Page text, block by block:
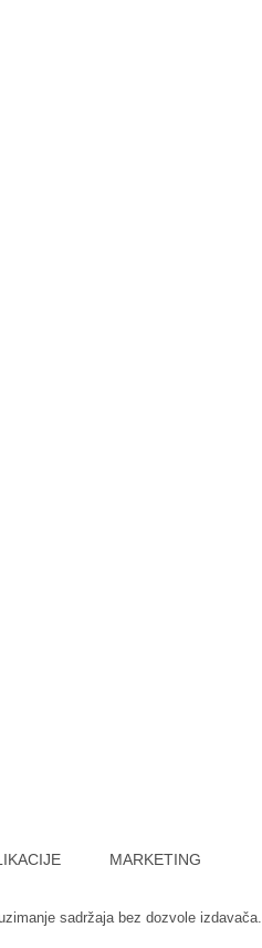
MARKETING
sadržaja bez dozvole izdavača.